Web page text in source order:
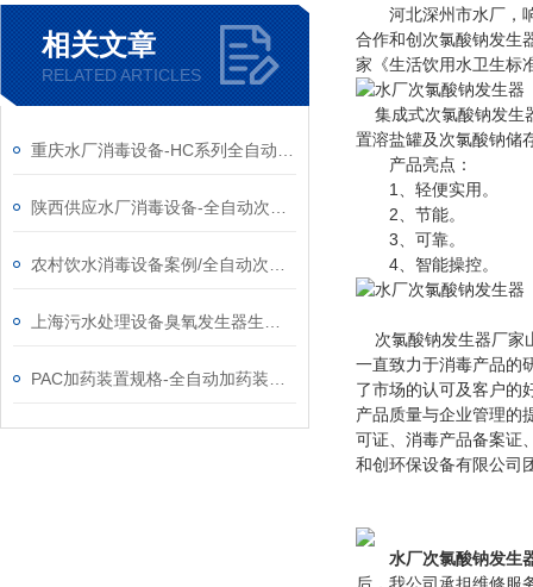
相关文章
RELATED ARTICLES
河北深州市水厂，响
合作和创次氯酸钠发生
家《生活饮用水卫生标
集成式次氯酸钠发
置溶盐罐及次氯酸钠储
产品亮点：
1、轻便实用。
2、节能。
3、可靠。
4、智能操控。
次氯酸钠发生器厂家
一直致力于消毒产品的
了市场的认可及客户的
产品质量与企业管理的
可证、消毒产品备案证
和创环保设备有限公司
水厂次氯酸钠发生